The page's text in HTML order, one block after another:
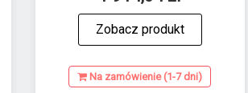
Zobacz produkt
Na zamówienie (1-7 dni)